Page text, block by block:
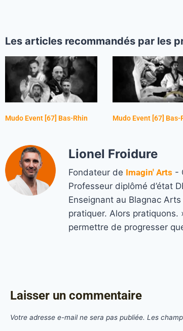
Les articles recommandés par les
Mudo Event [67] Bas-Rhin Mudo Event [67] Bas-
Lionel Froidure
Fondateur de Imagin' Arts -
Professeur diplômé d’état
Enseignant au Blagnac
pratiquer. Alors pratiquons.
permettre de progresser
Laisser un commentaire
Votre adresse e-mail ne sera pas publiée. Les